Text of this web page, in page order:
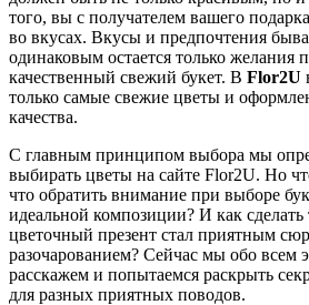
того, вы с получателем вашего
во вкусах. Вкусы и предпочтения
одинаковым остается только желания
качественный свежий букет. В Flor2U
только самые свежие цветы и
качества.
С главным принципом выбора мы
выбирать цветы на сайте Flor2U. Но
что обратить внимание при выборе
идеальной композиции? И как
цветочный презент стал приятным
разочарованием? Сейчас мы обо всем
расскажем и попытаемся раскрыть
для разных приятных поводов.